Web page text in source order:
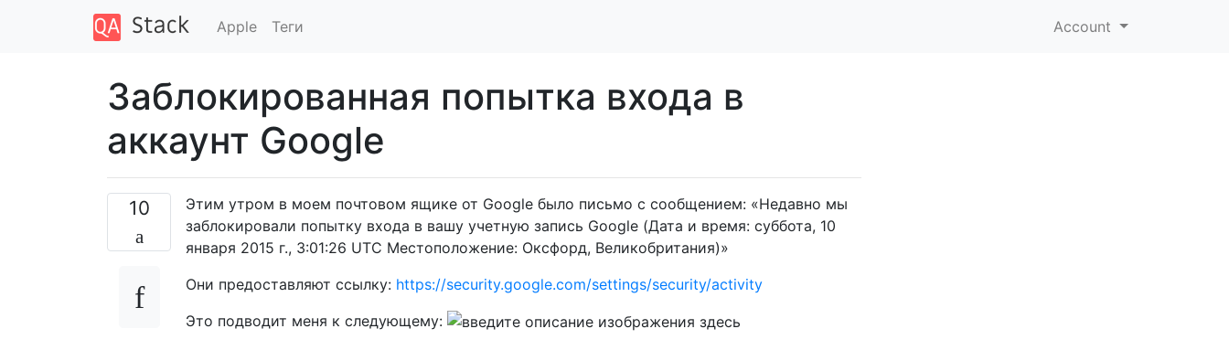
Apple Теги Account
Заблокированная попытка входа в
аккаунт Google
10
Этим утром в моем почтовом ящике от Google было письмо с сообщением: «Недавно мы
заблокировали попытку входа в вашу учетную запись Google (Дата и время: суббота, 10
января 2015 г., 3:01:26 UTC Местоположение: Оксфорд, Великобритания)»
Они предоставляют ссылку: https://security.google.com/settings/security/activity
Это подводит меня к следующему: